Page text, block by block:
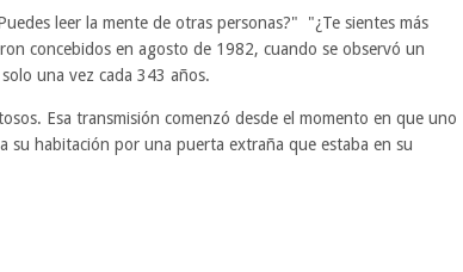
leer la mente de otras personas?" "¿Te sientes más
concebidos en agosto de 1982, cuando se observó un
una vez cada 343 años.
Esa transmisión comenzó desde el momento en que uno
habitación por una puerta extraña que estaba en su